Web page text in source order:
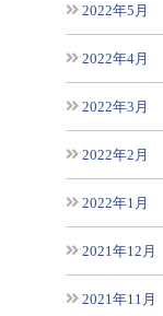
2022年5月
2022年4月
2022年3月
2022年2月
2022年1月
2021年12月
2021年11月